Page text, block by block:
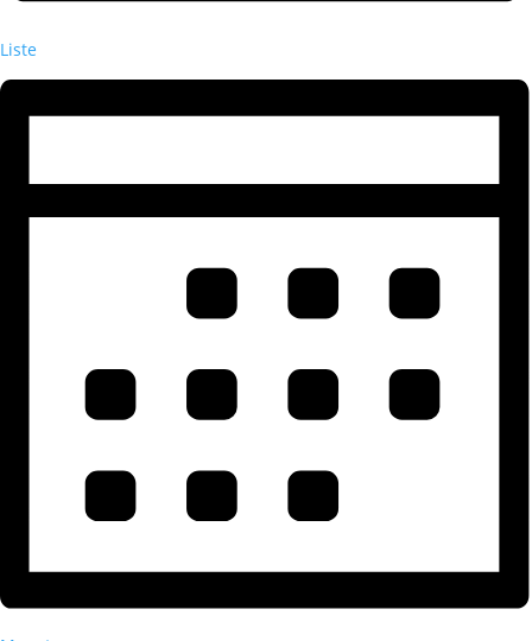
Liste